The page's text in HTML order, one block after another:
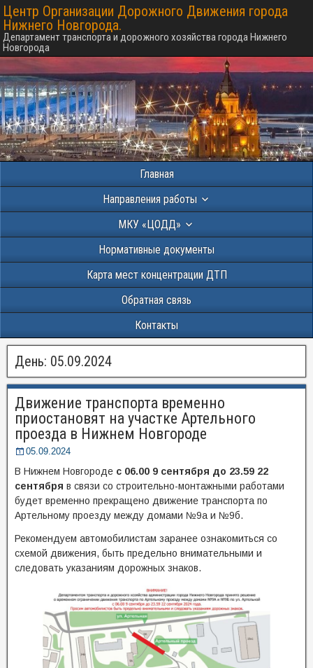
Центр Организации Дорожного Движения города
Нижнего Новгорода.
Департамент транспорта и дорожного хозяйства города Нижнего
Новгорода
Главная
Направления работы
МКУ «ЦОДД»
Нормативные документы
Карта мест концентрации ДТП
Обратная связь
Контакты
День: 05.09.2024
Движение транспорта временно
приостановят на участке Артельного
проезда в Нижнем Новгороде
05.09.2024
В Нижнем Новгороде с 06.00 9 сентября до 23.59 22
сентября в связи со строительно-монтажными работами
будет временно прекращено движение транспорта по
Артельному проезду между домами №9а и №9б.
Рекомендуем автомобилистам заранее ознакомиться со
схемой движения, быть предельно внимательными и
следовать указаниям дорожных знаков.